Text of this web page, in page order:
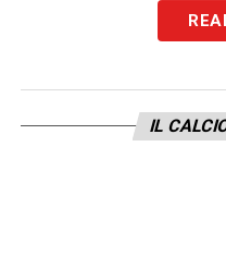
friulani dopo
portare la squadra
IL